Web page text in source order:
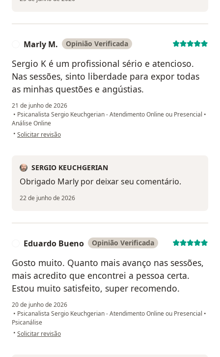
Marly M. Opinião Verificada
Sergio K é um profissional sério e atencioso.
Nas sessões, sinto liberdade para expor todas
as minhas questões e angústias.
21 de junho de 2026
• Psicanalista Sergio Keuchgerian - Atendimento Online ou Presencial •
Análise Online
• na opinião do utilizador Marly M.
Solicitar revisão
SERGIO KEUCHGERIAN
Obrigado Marly por deixar seu comentário.
22 de junho de 2026
Eduardo Bueno Opinião Verificada
Gosto muito. Quanto mais avanço nas sessões,
mais acredito que encontrei a pessoa certa.
Estou muito satisfeito, super recomendo.
20 de junho de 2026
• Psicanalista Sergio Keuchgerian - Atendimento Online ou Presencial •
Psicanálise
• na opinião do utilizador Eduardo Bueno
Solicitar revisão